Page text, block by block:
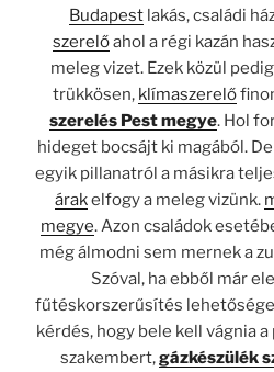
Budapest lakás, családi
szerelőahol a régi kazán
meleg vizet. Ezek közül
trükkösen, klímaszerelő
szerelés Pest megye. Hol
hideget bocsájt ki magából.
egyik pillanatról a másikra
árakelfogy a meleg vizünk.
megye. Azon családok
még álmodni sem mernek a
Szóval, ha ebből már
fűtéskorszerűsítés
kérdés, hogy bele kell vágnia
szakembert,gázkészülék